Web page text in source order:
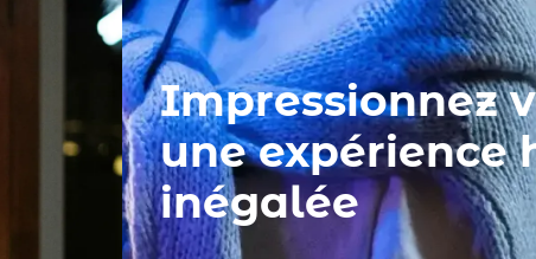
Impressionnez
une expérience
inégalée